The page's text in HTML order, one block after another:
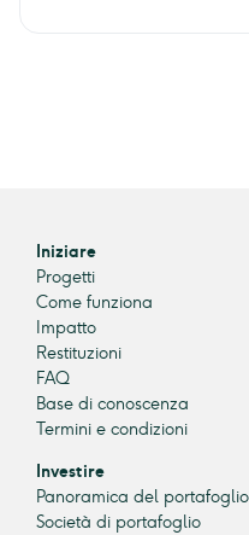
Iniziare
Progetti
Come funziona
Impatto
Restituzioni
FAQ
Base di conoscenza
Termini e condizioni
Investire
Panoramica del portafoglio
Società di portafoglio